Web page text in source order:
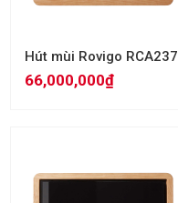
Hút mùi Rovigo RCA237
66,000,000₫